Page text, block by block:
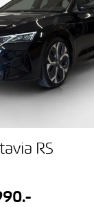
RS